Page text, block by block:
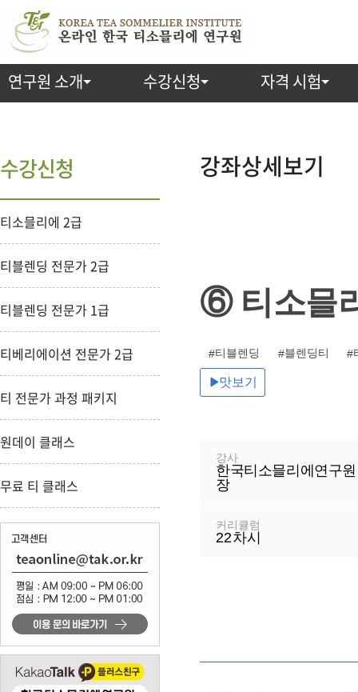
연구원 소개 수강신청 자격 시험
좌
기
강좌상세보기
⑥ 티소믈
티블렌딩 블렌딩티
맛보기
강사
한국티소믈리에연구
장
커리큘럼
22차시
수강신청
티소믈리에 2급
티블렌딩 전문가 2급
티블렌딩 전문가 1급
티베리에이션 전문가 2급
티 전문가 과정 패키지
원데이 클래스
무료 티 클래스